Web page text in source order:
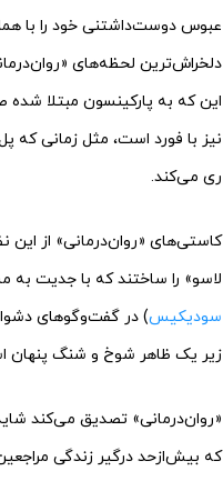
عبوس دوست‌داشتنی‌ خود را با
دلخراش‌ترین لحظه‌های
این که به پارکینسون مبتلا
نیز با فورد است، مثل زمانی
ری می‌کند.
کاستی‌های «روان‌درمانی» از
لاسو» را ساختند که با جدیت
سودیکیس) در گفت‌وگوهای
زیر یک ظاهر شوخ و شنگ پنهان
«روان‌درمانی» تصدیق می‌کند
که بیش‌ازحد درگیر زندگی